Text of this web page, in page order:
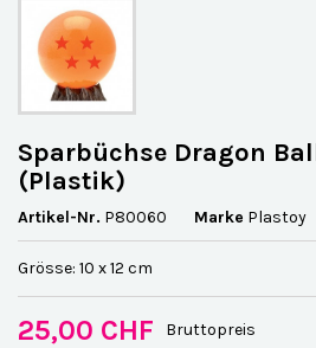
Sparbüchse Dragon
(Plastik)
Artikel-Nr. P80060 Marke Plastoy
Grösse: 10 x 12 cm
25,00 CHF Bruttopreis